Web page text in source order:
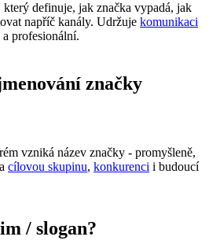
definuje, jak značka vypadá, jak
napříč kanály. Udržuje komunikaci
profesionální.
značky
vzniká název značky - promyšleně,
cílovou skupinu, konkurenci i budoucí
/ slogan?